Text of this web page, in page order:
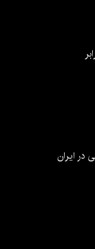
در ایران